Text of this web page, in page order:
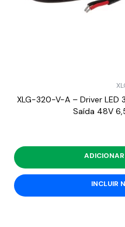
XLG-320-V-A – Driver LED
Saída 48V
INCLUIR